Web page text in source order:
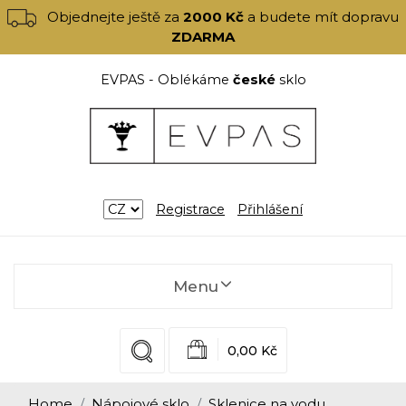
Objednejte ještě za2000 Kč a budete mít dopravu
ZDARMA
EVPAS - Oblékáme českésklo
Registrace Přihlášení
Menu
0,00 Kč